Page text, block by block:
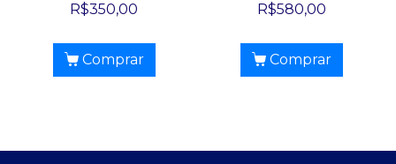
R$350,00
Comprar
R$580,00
Comprar